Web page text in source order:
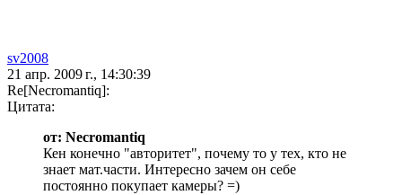
sv2008
21 апр. 2009 г., 14:30:39
Re[Necromantiq]:
Цитата:
от: Necromantiq
Кен конечно "авторитет", почему то у тех, кто не
знает мат.части. Интересно зачем он себе
постоянно покупает камеры? =)